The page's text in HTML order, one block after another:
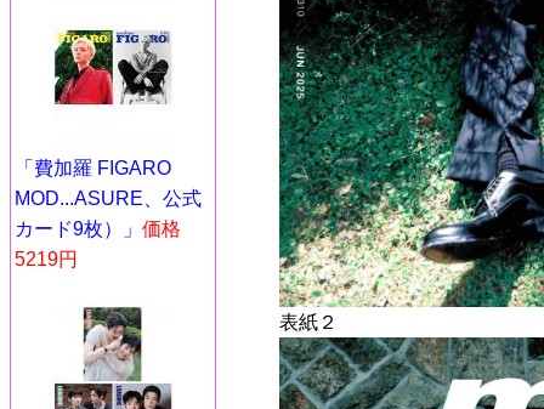
「費加羅 FIGARO
MOD...ASURE、公式
カード9枚）」 価格
5219円
表紙２